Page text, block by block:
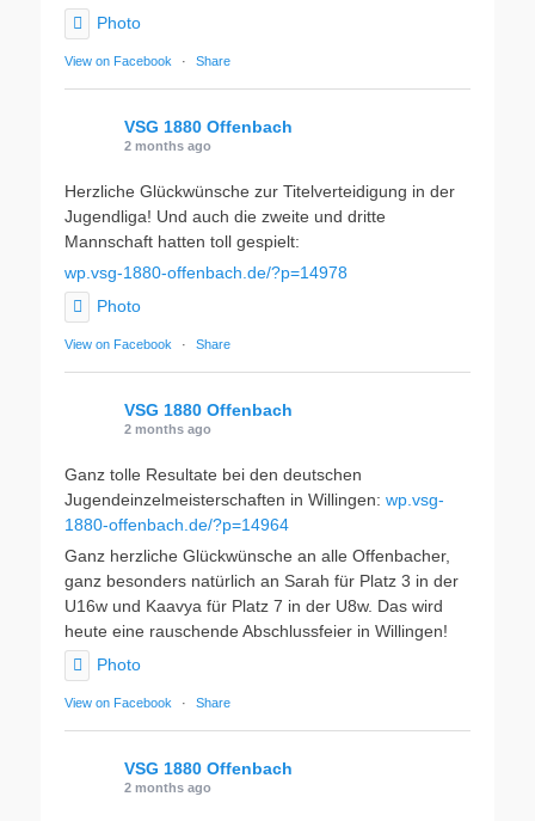
Photo
View on Facebook · Share
VSG 1880 Offenbach
2 months ago
Herzliche Glückwünsche zur Titelverteidigung in der
Jugendliga! Und auch die zweite und dritte
Mannschaft hatten toll gespielt:
wp.vsg-1880-offenbach.de/?p=14978
Photo
View on Facebook · Share
VSG 1880 Offenbach
2 months ago
Ganz tolle Resultate bei den deutschen
Jugendeinzelmeisterschaften in Willingen: wp.vsg-
1880-offenbach.de/?p=14964
Ganz herzliche Glückwünsche an alle Offenbacher,
ganz besonders natürlich an Sarah für Platz 3 in der
U16w und Kaavya für Platz 7 in der U8w. Das wird
heute eine rauschende Abschlussfeier in Willingen!
Photo
View on Facebook · Share
VSG 1880 Offenbach
2 months ago